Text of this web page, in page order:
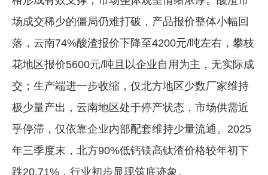
场成交稀少的僵局仍难打破，产品报价整体小幅回
落，云南74%酸渣报价下降至4200元/吨左右，攀枝
花地区报价5600元/吨且以企业自用为主，无实际成
交；生产端进一步收缩，仅北方地区少数厂家维持
极少量产出，云南地区处于停产状态，市场供需近
乎停滞，仅依靠企业内部配套维持少量流通。2025
年三季度末，北方90%低钙镁高钛渣价格较年初下
跌20.71%，行业初步显现筑底迹象。